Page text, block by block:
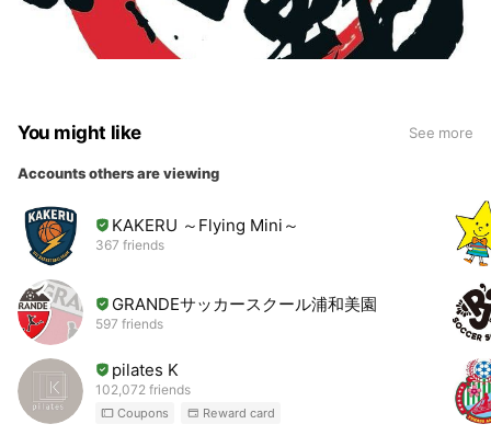
You might like See more
Accounts others are viewing
KAKERU ～Flying Mini～
367 friends
GRANDEサッカースクール浦和美園
597 friends
pilates K
102,072 friends
Coupons Reward card